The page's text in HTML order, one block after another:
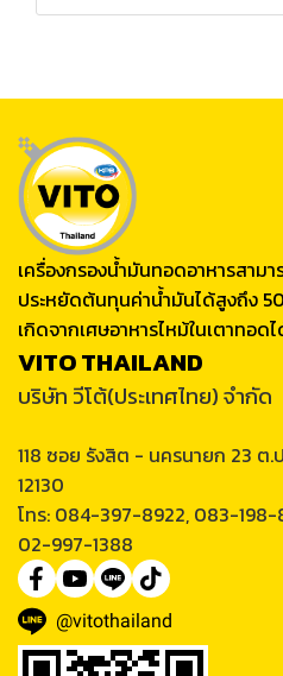
เครื่องกรองน้ำมันทอดอาหารสา
ประหยัดต้นทุนค่าน้ำมันได้สูงถึง
เกิดจากเศษอาหารไหม้ในเตาทอด
VITO THAILAND
บริษัท วีโต้(ประเทศไทย) จำกัด
118 ซอย รังสิต - นครนายก 23
12130
โทร: 084-397-8922, 083-198-
02-997-1388
@vitothailand